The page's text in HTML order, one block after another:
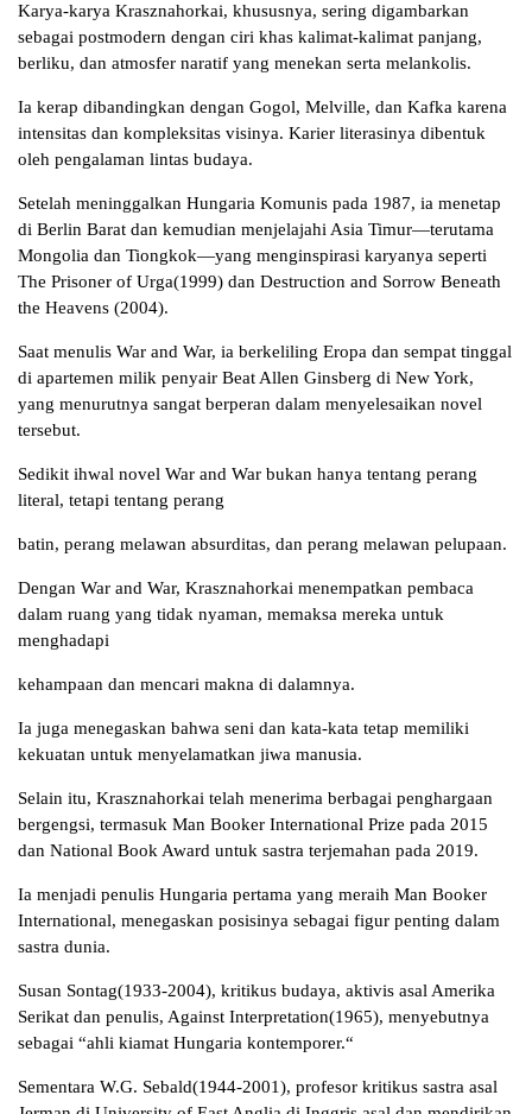
Karya-karya Krasznahorkai, khususnya, sering digambarkan
sebagai postmodern dengan ciri khas kalimat-kalimat panjang,
berliku, dan atmosfer naratif yang menekan serta melankolis.
Ia kerap dibandingkan dengan Gogol, Melville, dan Kafka karena
intensitas dan kompleksitas visinya. Karier literasinya dibentuk
oleh pengalaman lintas budaya.
Setelah meninggalkan Hungaria Komunis pada 1987, ia menetap
di Berlin Barat dan kemudian menjelajahi Asia Timur—terutama
Mongolia dan Tiongkok—yang menginspirasi karyanya seperti
The Prisoner of Urga(1999) dan Destruction and Sorrow Beneath
the Heavens (2004).
Saat menulis War and War, ia berkeliling Eropa dan sempat tinggal
di apartemen milik penyair Beat Allen Ginsberg di New York,
yang menurutnya sangat berperan dalam menyelesaikan novel
tersebut.
Sedikit ihwal novel War and War bukan hanya tentang perang
literal, tetapi tentang perang
batin, perang melawan absurditas, dan perang melawan pelupaan.
Dengan War and War, Krasznahorkai menempatkan pembaca
dalam ruang yang tidak nyaman, memaksa mereka untuk
menghadapi
kehampaan dan mencari makna di dalamnya.
Ia juga menegaskan bahwa seni dan kata-kata tetap memiliki
kekuatan untuk menyelamatkan jiwa manusia.
Selain itu, Krasznahorkai telah menerima berbagai penghargaan
bergengsi, termasuk Man Booker International Prize pada 2015
dan National Book Award untuk sastra terjemahan pada 2019.
Ia menjadi penulis Hungaria pertama yang meraih Man Booker
International, menegaskan posisinya sebagai figur penting dalam
sastra dunia.
Susan Sontag(1933-2004), kritikus budaya, aktivis asal Amerika
Serikat dan penulis, Against Interpretation(1965), menyebutnya
sebagai “ahli kiamat Hungaria kontemporer.“
Sementara W.G. Sebald(1944-2001), profesor kritikus sastra asal